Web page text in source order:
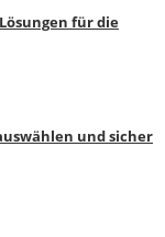
für die
und sicher